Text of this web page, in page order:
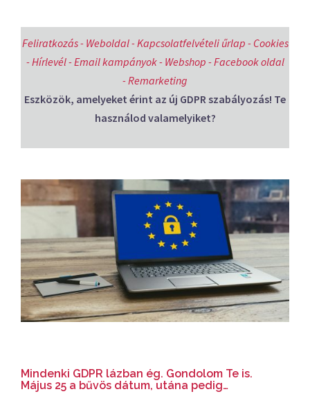
Feliratkozás - Weboldal - Kapcsolatfelvételi űrlap - Cookies
- Hírlevél - Email kampányok - Webshop - Facebook oldal
- Remarketing
Eszközök, amelyeket érint az új GDPR szabályozás! Te
használod valamelyiket?
Mindenki GDPR lázban ég. Gondolom Te is.
Május 25 a bűvös dátum, utána pedig…